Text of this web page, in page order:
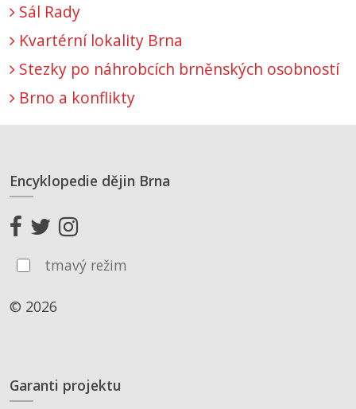
Sál Rady
Kvartérní lokality Brna
Stezky po náhrobcích brněnských osobností
Brno a konflikty
Encyklopedie dějin Brna
tmavý režim
© 2026
Garanti projektu